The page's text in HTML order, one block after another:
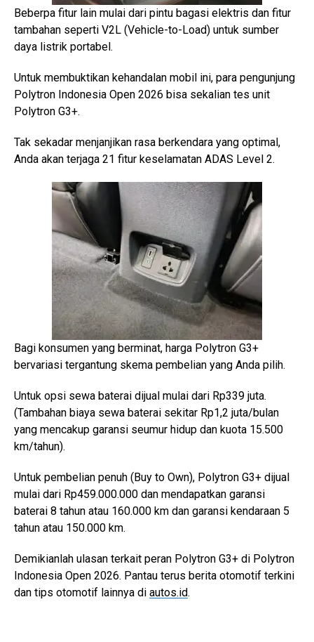
Beberpa fitur lain mulai dari pintu bagasi elektris dan fitur
tambahan seperti V2L (Vehicle-to-Load) untuk sumber
daya listrik portabel.
Untuk membuktikan kehandalan mobil ini, para pengunjung
Polytron Indonesia Open 2026 bisa sekalian tes unit
Polytron G3+.
Tak sekadar menjanjikan rasa berkendara yang optimal,
Anda akan terjaga 21 fitur keselamatan ADAS Level 2.
Bagi konsumen yang berminat, harga Polytron G3+
bervariasi tergantung skema pembelian yang Anda pilih.
Untuk opsi sewa baterai dijual mulai dari Rp339 juta.
(Tambahan biaya sewa baterai sekitar Rp1,2 juta/bulan
yang mencakup garansi seumur hidup dan kuota 15.500
km/tahun).
Untuk pembelian penuh (Buy to Own), Polytron G3+ dijual
mulai dari Rp459.000.000 dan mendapatkan garansi
baterai 8 tahun atau 160.000 km dan garansi kendaraan 5
tahun atau 150.000 km.
Demikianlah ulasan terkait peran Polytron G3+ di Polytron
Indonesia Open 2026. Pantau terus berita otomotif terkini
dan tips otomotif lainnya di autos.id.